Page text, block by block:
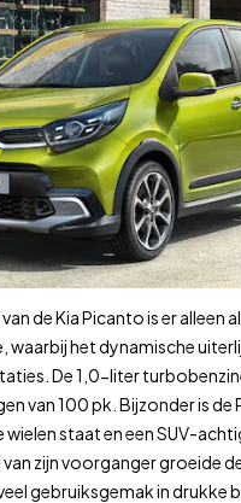
km
km
km
km
km
km
km
km
km
km
km
km
km
km
de Kia Picanto is er alleen
waarbij het dynamische
De 1,0-liter
van 100 pk. Bijzonder is de
wielen staat en een SUV-
zijn voorganger groeide
gebruiksgemak in drukke